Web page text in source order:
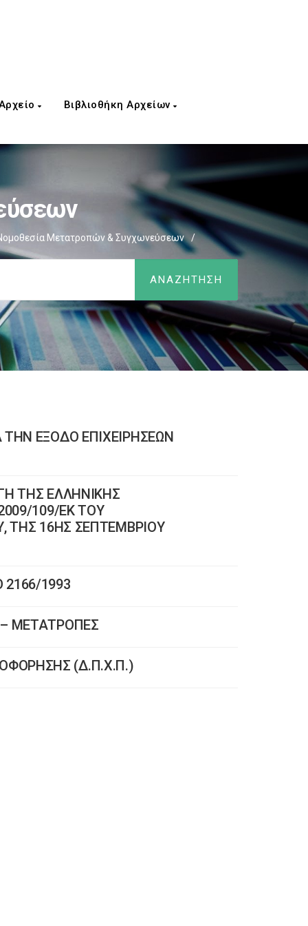
Βιβλιοθήκη Αρχείων
Μετατροπών & Συγχωνεύσεων /
ΕΞΟΔΟ ΕΠΙΧΕΙΡΗΣΕΩΝ
ΤΗΣ ΕΛΛΗΝΙΚΗΣ
109/ΕΚ ΤΟΥ
ΤΗΣ 16ΗΣ ΣΕΠΤΕΜΒΡΙΟΥ
1993
ΜΕΤΑΤΡΟΠΕΣ
(Δ.Π.Χ.Π.)